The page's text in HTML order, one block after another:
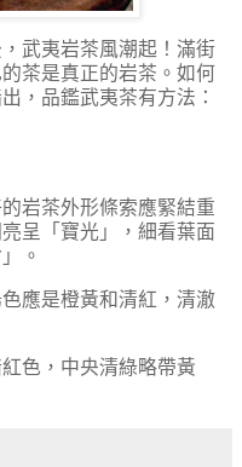
武夷岩茶風潮起！滿街
茶是真正的岩茶。如何
，品鑑武夷茶有方法：
岩茶外形條索應緊結重
呈「寶光」，細看葉面
。
應是橙黃和清紅，清澈
色，中央清綠略帶黃